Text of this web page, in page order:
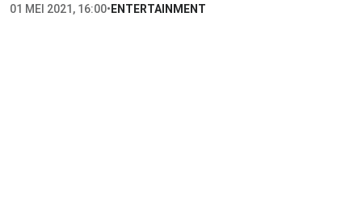
01 MEI 2021, 16:00• ENTERTAINMENT